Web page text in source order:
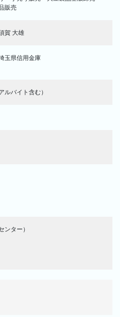
販売
賀 大雄
玉県信用金庫
ルバイト含む）
ンター）